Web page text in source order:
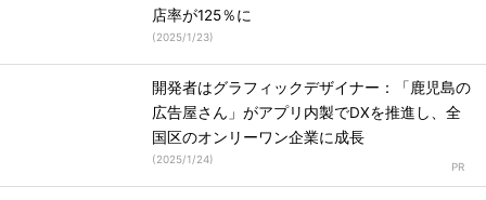
店率が125％に
(2025/1/23)
開発者はグラフィックデザイナー：「鹿児島の
広告屋さん」がアプリ内製でDXを推進し、全
国区のオンリーワン企業に成長
(2025/1/24)